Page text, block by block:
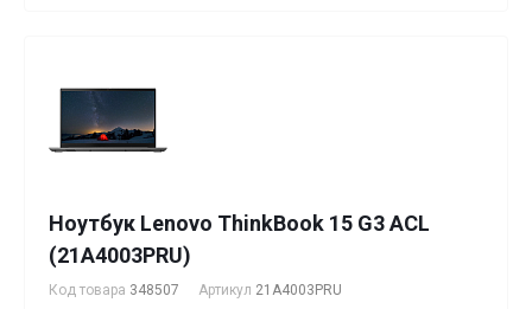
Ноутбук Lenovo ThinkBook 15 G3 ACL
(21A4003PRU)
Код товара 348507 Артикул 21A4003PRU